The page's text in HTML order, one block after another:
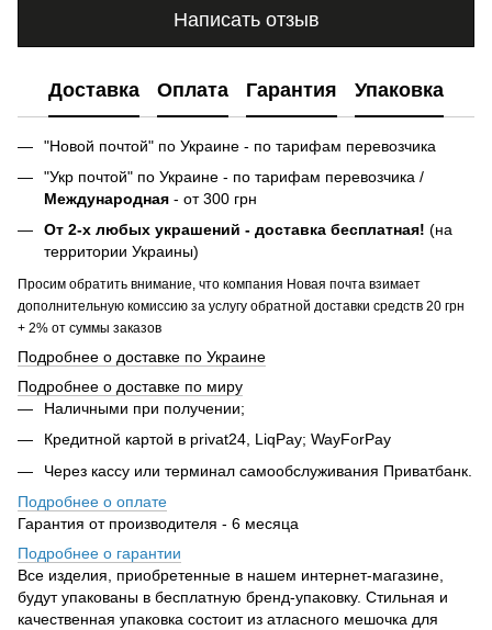
Написать отзыв
Доставка Оплата Гарантия Упаковка
"Новой почтой" по Украине - по тарифам перевозчика
"Укр почтой" по Украине - по тарифам перевозчика /
Международная - от 300 грн
От 2-х любых украшений - доставка бесплатная! (на
территории Украины)
Просим обратить внимание, что компания Новая почта взимает
дополнительную комиссию за услугу обратной доставки средств 20 грн
+ 2% от суммы заказов
Подробнее о доставке по Украине
Подробнее о доставке по миру
Наличными при получении;
Кредитной картой в privat24, LiqPay; WayForPay
Через кассу или терминал самообслуживания Приватбанк.
Подробнее о оплате
Гарантия от производителя - 6 месяца
Подробнее о гарантии
Все изделия, приобретенные в нашем интернет-магазине,
будут упакованы в бесплатную бренд-упаковку. Стильная и
качественная упаковка состоит из атласного мешочка для